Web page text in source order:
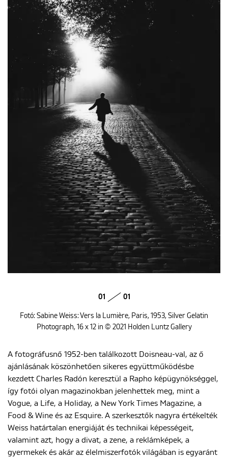
01 01
Fotó: Sabine Weiss: Vers la Lumière, Paris, 1953, Silver Gelatin
Photograph, 16 x 12 in © 2021 Holden Luntz Gallery
A fotográfusnő 1952-ben találkozott Doisneau-val, az ő
ajánlásának köszönhetően sikeres együttműködésbe
kezdett Charles Radón keresztül a Rapho képügynökséggel,
így fotói olyan magazinokban jelenhettek meg, mint a
Vogue, a Life, a Holiday, a New York Times Magazine, a
Food & Wine és az Esquire. A szerkesztők nagyra értékelték
Weiss határtalan energiáját és technikai képességeit,
valamint azt, hogy a divat, a zene, a reklámképek, a
gyermekek és akár az élelmiszerfotók világában is egyaránt